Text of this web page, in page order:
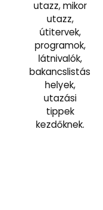
utazz, mikor
utazz,
útitervek,
programok,
látnivalók,
bakancslistás
helyek,
utazási
tippek
kezdőknek.